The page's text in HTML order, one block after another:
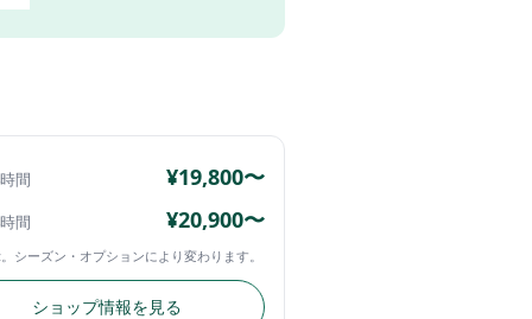
間 ¥19,800〜
間 ¥20,900〜
シーズン・オプションにより変わります。
ショップ情報を見る